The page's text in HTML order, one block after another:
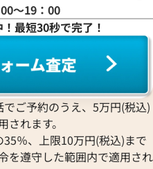
ダンヒル K18YG/レザー ゴー
参考買取価格
104,000 円
※2022年5月27日時点の参考
〜19：00
最短30秒で完了！
ご予約のうえ、5万円(税込)
れます。
％、上限10万円(税込)まで
を遵守した範囲内で適用され